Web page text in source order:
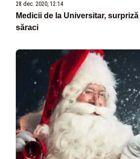
28 dec. 2020, 12:14
Medicii de la Universitar,
săraci